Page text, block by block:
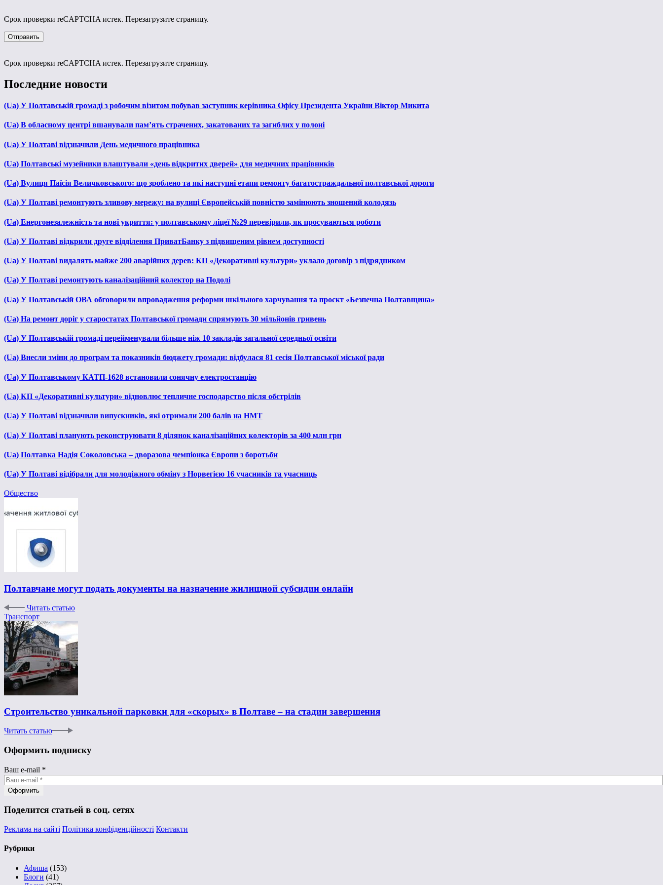
Срок проверки reCAPTCHA истек. Перезагрузите страницу.
Срок проверки reCAPTCHA истек. Перезагрузите страницу.
Последние новости
(Ua) У Полтавській громаді з робочим візитом побував заступник керівника Офісу Президента України Віктор Микита
(Ua) В обласному центрі вшанували пам’ять страчених, закатованих та загиблих у полоні
(Ua) У Полтаві відзначили День медичного працівника
(Ua) Полтавські музейники влаштували «день відкритих дверей» для медичних працівників
(Ua) Вулиця Паїсія Величковського: що зроблено та які наступні етапи ремонту багатостраждальної полтавської дороги
(Ua) У Полтаві ремонтують зливову мережу: на вулиці Європейській повністю замінюють зношений колодязь
(Ua) Енергонезалежність та нові укриття: у полтавському ліцеї №29 перевірили, як просуваються роботи
(Ua) У Полтаві відкрили друге відділення ПриватБанку з підвищеним рівнем доступності
(Ua) У Полтаві видалять майже 200 аварійних дерев: КП «Декоративні культури» уклало договір з підрядником
(Ua) У Полтаві ремонтують каналізаційний колектор на Подолі
(Ua) У Полтавській ОВА обговорили впровадження реформи шкільного харчування та проєкт «Безпечна Полтавщина»
(Ua) На ремонт доріг у старостатах Полтавської громади спрямують 30 мільйонів гривень
(Ua) У Полтавській громаді перейменували більше ніж 10 закладів загальної середньої освіти
(Ua) Внесли зміни до програм та показників бюджету громади: відбулася 81 сесія Полтавської міської ради
(Ua) У Полтавському КАТП-1628 встановили сонячну електростанцію
(Ua) КП «Декоративні культури» відновлює тепличне господарство після обстрілів
(Ua) У Полтаві відзначили випускників, які отримали 200 балів на НМТ
(Ua) У Полтаві планують реконструювати 8 ділянок каналізаційних колекторів за 400 млн грн
(Ua) Полтавка Надія Соколовська – дворазова чемпіонка Європи з боротьби
(Ua) У Полтаві відібрали для молодіжного обміну з Норвегією 16 учасників та учасниць
Общество
Полтавчане могут подать документы на назначение жилищной субсидии онлайн
Читать статью
Транспорт
Строительство уникальной парковки для «скорых» в Полтаве – на стадии завершения
Читать статью
Оформить подписку
Ваш e-mail *
Поделится статьей в соц. сетях
Реклама на сайті Політика конфіденційності Контакти
Рубрики
Афиша (153)
Блоги (41)